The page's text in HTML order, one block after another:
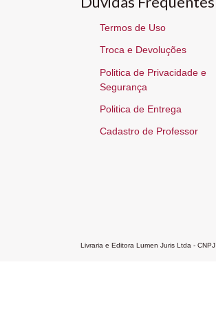
Termos de Uso
Troca e Devoluções
Politica de Privacidade e
Segurança
Politica de Entrega
Cadastro de Professor
Livraria e Editora Lumen Juris Ltda -